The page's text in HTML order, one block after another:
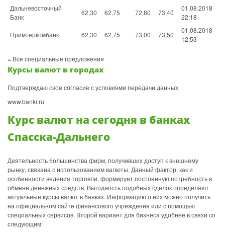
Дальневосточный
Банк
62,30 62,75 72,80 73,40
01.08.2018
22:18
Примтеркомбанк 62,30 62,75 73,00 73,50
01.08.2018
12:53
= Все специальные предложения
Курсы валют в городах
Подтверждаю свое согласие с условиями передачи данных
www.banki.ru
Курс валют на сегодня в банках
Спасска-Дальнего
Деятельность большинства фирм, получивших доступ к внешнему
рынку, связана с использованием валюты. Данный фактор, как и
особенности ведения торговли, формирует постоянную потребность в
обмене денежных средств. Выгодность подобных сделок определяют
актуальные курсы валют в банках. Информацию о них можно получить
на официальном сайте финансового учреждения или с помощью
специальных сервисов. Второй вариант для бизнеса удобнее в связи со
следующим: